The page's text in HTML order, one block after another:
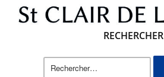
RECHERCHER
Rechercher :